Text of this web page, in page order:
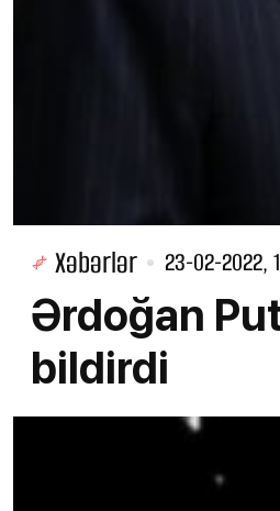
Xəbərlər 23-02-2022,
Ərdoğan
bildirdi